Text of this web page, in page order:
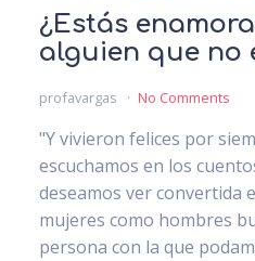
¿Estás
alguien que no
profavargas No Comments
"Y vivieron felices por
escuchamos en los
deseamos ver convertida
mujeres como hombres
persona con la que